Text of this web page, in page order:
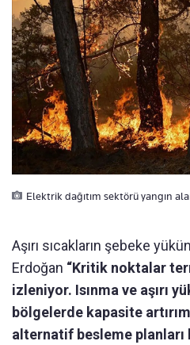
Elektrik dağıtım sektörü yangın
Aşırı sıcakların şebeke
Erdoğan “Kritik noktalar
izleniyor. Isınma ve aşırı
bölgelerde kapasite
alternatif besleme planları